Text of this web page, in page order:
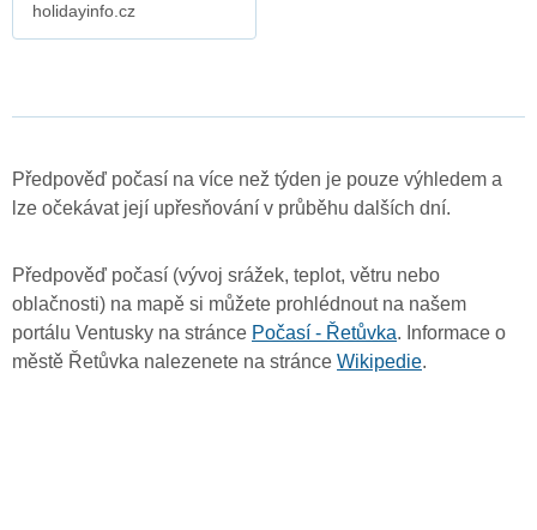
holidayinfo.cz
Předpověď počasí na více než týden je pouze výhledem a
lze očekávat její upřesňování v průběhu dalších dní.
Předpověď počasí (vývoj srážek, teplot, větru nebo
oblačnosti) na mapě si můžete prohlédnout na našem
portálu Ventusky na stránce Počasí - Řetůvka. Informace o
městě Řetůvka nalezenete na stránce Wikipedie.